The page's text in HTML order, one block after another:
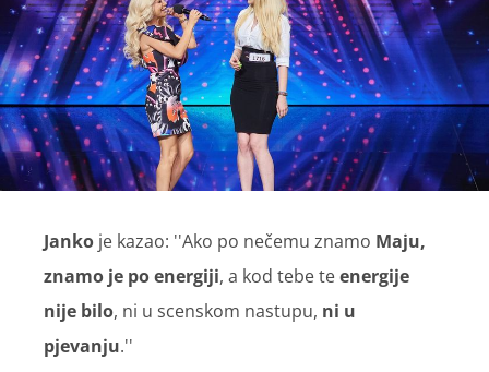
Janko je kazao: ''Ako po nečemu znamo Maju,
znamo je po energiji, a kod tebe teenergije
nije bilo, ni u scenskom nastupu, ni u
pjevanju.''